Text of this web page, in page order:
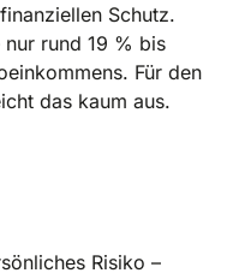
Schutz.
nur rund 19 % bis
Für den
das kaum aus.
Risiko –